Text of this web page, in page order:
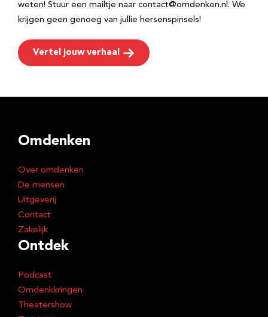
weten! Stuur een mailtje naar contact@omdenken.nl. We
krijgen geen genoeg van jullie hersenspinsels!
Vertel jouw verhaal
Omdenken
Over omdenken
De mensen
Uitgeverij
Contact
Zakelijk
Ontdek
Podcast
Omdenkkringen
Theatershow